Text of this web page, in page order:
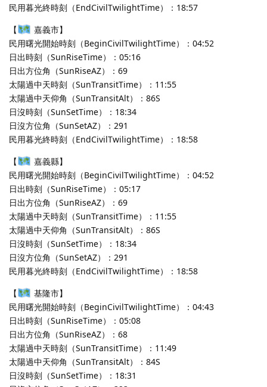
民用暮光終時刻（EndCivilTwilightTime）：18:57
【
嘉義市】
民用曙光開始時刻（BeginCivilTwilightTime）：04:52
日出時刻（SunRiseTime）：05:16
日出方位角（SunRiseAZ）：69
太陽過中天時刻（SunTransitTime）：11:55
太陽過中天仰角（SunTransitAlt）：86S
日沒時刻（SunSetTime）：18:34
日沒方位角（SunSetAZ）：291
民用暮光終時刻（EndCivilTwilightTime）：18:58
【
嘉義縣】
民用曙光開始時刻（BeginCivilTwilightTime）：04:52
日出時刻（SunRiseTime）：05:17
日出方位角（SunRiseAZ）：69
太陽過中天時刻（SunTransitTime）：11:55
太陽過中天仰角（SunTransitAlt）：86S
日沒時刻（SunSetTime）：18:34
日沒方位角（SunSetAZ）：291
民用暮光終時刻（EndCivilTwilightTime）：18:58
【
基隆市】
民用曙光開始時刻（BeginCivilTwilightTime）：04:43
日出時刻（SunRiseTime）：05:08
日出方位角（SunRiseAZ）：68
太陽過中天時刻（SunTransitTime）：11:49
太陽過中天仰角（SunTransitAlt）：84S
日沒時刻（SunSetTime）：18:31